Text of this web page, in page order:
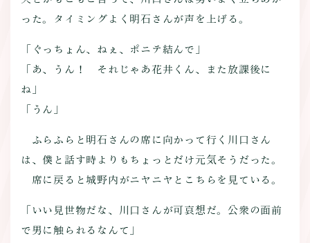
った。タイミングよく明石さんが声を上げる。
「ぐっちょん、ねぇ、ポニテ結んで」
「あ、うん！ それじゃあ花井くん、また放課後に
ね」
「うん」
ふらふらと明石さんの席に向かって行く川口さん
は、僕と話す時よりもちょっとだけ元気そうだった。
席に戻ると城野内がニヤニヤとこちらを見ている。
「いい見世物だな、川口さんが可哀想だ。公衆の面前
で男に触られるなんて」